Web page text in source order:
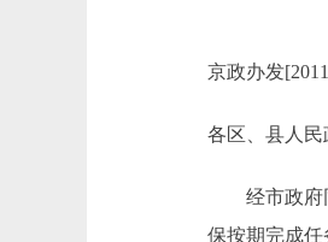
京政办发
各区、县人民
经市政府同
保按期完成任